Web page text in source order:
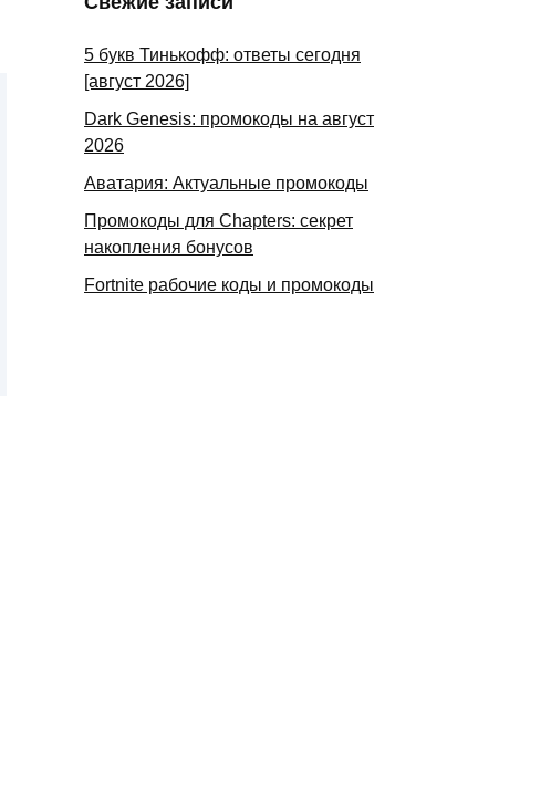
5 букв Тинькофф: ответы сегодня
[август 2026]
Dark Genesis: промокоды на август
2026
Аватария: Актуальные промокоды
Промокоды для Chapters: секрет
накопления бонусов
Fortnite рабочие коды и промокоды